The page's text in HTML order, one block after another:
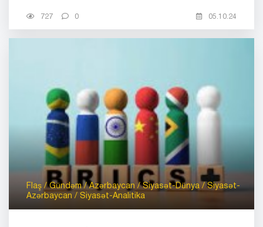
727 0 05.10.24
Flaş / Gündəm / Azərbaycan / Siyasət-Dünya / Siyasət-
Azərbaycan / Siyasət-Analitika